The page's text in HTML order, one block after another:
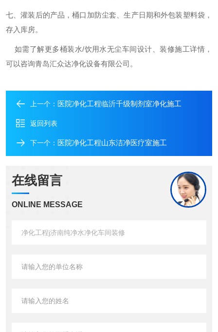
七、灌装后的产品，桶口加防尘套、生产日期和外包装塑料袋，
存入库房。
如需了解更多桶装水/饮用水无尘车间设计、装修施工详情，
可以咨询青岛汇众达净化设备有限公司。
上一个： 医院净化工程临沂千级制剂室净化施工
返回列表
下一个： 医院净化工程山东洁净医疗室施工
在线留言
ONLINE MESSAGE